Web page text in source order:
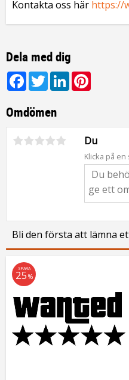
Kontakta oss här https://
Dela med dig
Facebook
TwitterLinkedIn
Omdömen
Du
Klicka på
Bli den första att lämna
SPARA
25 %